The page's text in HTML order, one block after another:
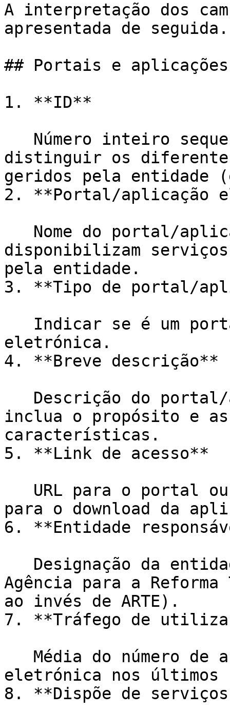
A interpretação dos
apresentada de seguida.
## Portais e aplicações
1. **ID**
distinguir os
geridos pela
2. **Portal/aplicação
disponibilizam
pela entidade.
3. **Tipo de portal/
eletrónica.
4. **Breve descrição**
inclua o propósito e
características.
5. **Link de acesso**
para o download da
6. **Entidade
Agência para a
ao invés de ARTE).
7. **Tráfego de
eletrónica nos últimos
8. **Dispõe de